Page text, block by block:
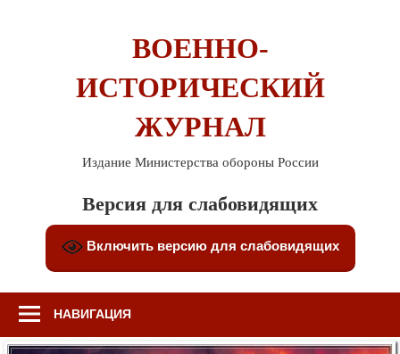
ВОЕННО-
ИСТОРИЧЕСКИЙ
ЖУРНАЛ
Издание Министерства обороны России
Версия для слабовидящих
Включить версию для слабовидящих
НАВИГАЦИЯ